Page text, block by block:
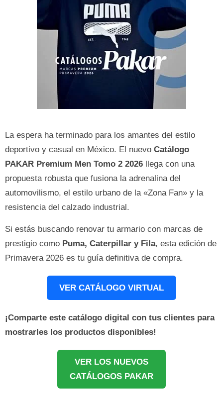
La espera ha terminado para los amantes del estilo
deportivo y casual en México. El nuevo Catálogo
PAKAR Premium Men Tomo 2 2026 llega con una
propuesta robusta que fusiona la adrenalina del
automovilismo, el estilo urbano de la «Zona Fan» y la
resistencia del calzado industrial.
Si estás buscando renovar tu armario con marcas de
prestigio como Puma, Caterpillar y Fila, esta edición de
Primavera 2026 es tu guía definitiva de compra.
VER CATÁLOGO VIRTUAL
¡Comparte este catálogo digital con tus clientes para
mostrarles los productos disponibles!
VER LOS NUEVOS
CATÁLOGOS PAKAR